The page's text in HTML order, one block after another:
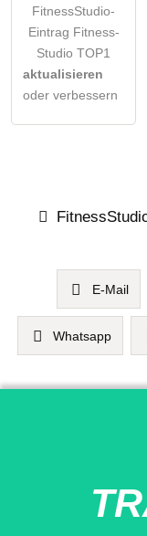
FitnessStudio-
Eintrag Fitness-
Studio TOP1
aktualisieren
oder verbessern
E-Mail
Whatsapp